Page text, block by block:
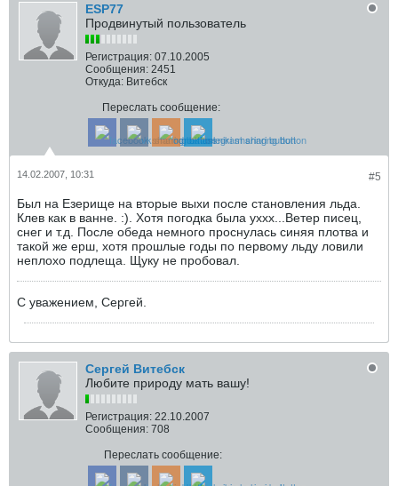
ESP77
Продвинутый пользователь
Регистрация: 07.10.2005
Сообщения: 2451
Откуда: Витебск
Переслать сообщение:
#5
14.02.2007, 10:31
Был на Езерище на вторые выхи после становления льда.
Клев как в ванне. :). Хотя погодка была уххх...Ветер писец,
снег и т.д. После обеда немного проснулась синяя плотва и
такой же ерш, хотя прошлые годы по первому льду ловили
неплохо подлеща. Щуку не пробовал.
С уважением, Сергей.
Сергей Витебск
Любите природу мать вашу!
Регистрация: 22.10.2007
Сообщения: 708
Переслать сообщение: